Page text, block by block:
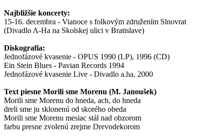
Najbližšie koncerty:
15-16. decembra - Vianoce s folkovým združením Slnovrat
(Divadlo A-Ha na Skolskej ulici v Bratislave)
Diskografia:
Jednofázové kvasenie - OPUS 1990 (LP), 1996 (CD)
Ein Stein Blues - Pavian Records 1994
Jednofázové kvasenie Live - Divadlo a.ha. 2000
Text piesne Morili sme Morenu (M. Janoušek)
Morili sme Morenu do hneda, ach, do hneda
dreli sme ju sklonenú od skorého obeda
Morili sme Morenu mesiac stál nad obzorom
farbu presne zvolenú zrejme Drevodekorom